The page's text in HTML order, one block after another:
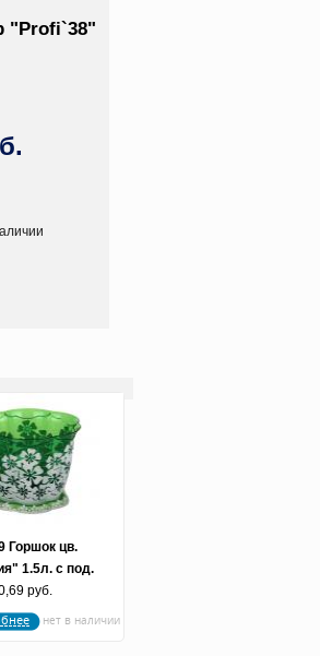
"Profi`38"
Горшок цв.
1.5л. с под.
зел)
руб.